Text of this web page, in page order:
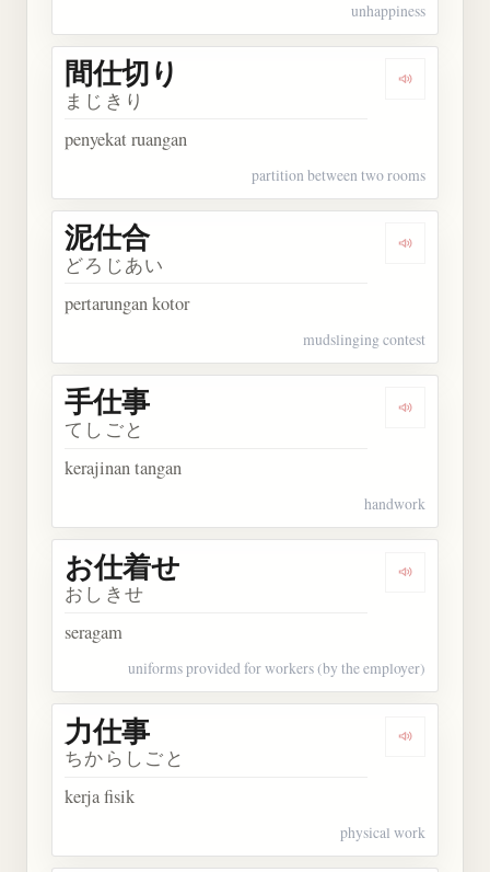
unhappiness
Dengarkan
間仕切り
まじきり
penyekat ruangan
partition between two rooms
Dengarkan
泥仕合
どろじあい
pertarungan kotor
mudslinging contest
Dengarkan
手仕事
てしごと
kerajinan tangan
handwork
Dengarkan
お仕着せ
おしきせ
seragam
uniforms provided for workers (by the employer)
Dengarkan
力仕事
ちからしごと
kerja fisik
physical work